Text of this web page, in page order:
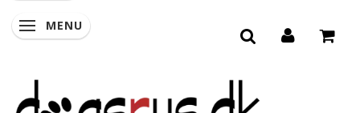
SKIFTE NAVIGATION
MENU